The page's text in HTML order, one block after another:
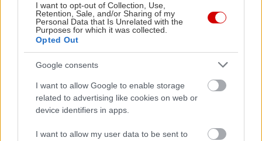
I want to opt-out of Collection, Use,
Retention, Sale, and/or Sharing of my
Personal Data that Is Unrelated with the
Purposes for which it was collected.
Opted Out
Google consents
I want to allow Google to enable storage
related to advertising like cookies on web or
device identifiers in apps.
I want to allow my user data to be sent to